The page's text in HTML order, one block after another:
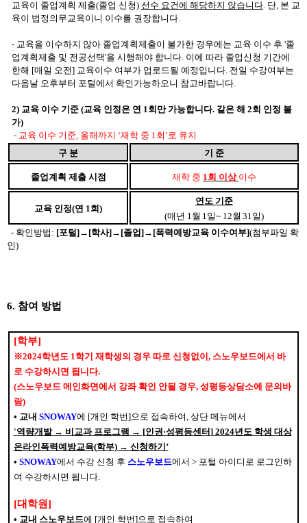
교육이 졸업계획 제출(졸업 신청) 선수 요건에 해당하지 않습니다. 단, 본 교
육이 법정의무교육이니 이수를 권장합니다.
- 교육을 이수하지 않아 졸업계획제출이 불가한 경우에는 교육 이수 후 '졸
업계획제출 및 전공선택'을 시행해야 합니다. 이에 따라 졸업신청 기간에
한해 [매일 오전] 교육이수 여부가 업로드될 예정입니다. 전일 수강여부는
다음날 오후부터 포털에서 확인가능하오니 참고바랍니다.
2) 교육 이수 기준 (교육 인정은 연 1회만 가능합니다. 같은 해 2회 인정 불
가)
- 교육 이수 기준, 올해까지 ‘재학 중 1회 ’로 유지
구 분
기 준
졸업계획 제출 시점 재학 중 1 회 이상 이수
교육 인정(연 1 회)
연도 기준
(매년 1 월 1 일~ 12월31 일)
- 확인방법 : [포털]→ [학사]→ [졸업 ]→ [폭력예방교육 이수여부](첨부파일 확
인)
6. 참여 방법
[학부]
※2024학년도 1 학기 재학생의 경우 따로 신청없이, 스노우보드에서 바
로 수강하시면 됩니다.
(스노우보드 메인화면에서 강좌 확인 안될 경우, 성평등상담소에 문의바
람)
• 교내 SNOWAY에 [개인 학번]으로 접속하여 상단 메뉴에서
'역량개발 → 비교과 프로그램 → [인권·성평등센터] 2024년도 학생 대상
온라인폭력예방교육(학부) → 신청하기’
• SNOWAY에서 수강 신청 후 스노우보드에서 > 포털 아이디로 로그인하
여 수강하시면 됩니다.
[대학원]
• 교내 스노우보드에 [개인 학번]으로 접속하여